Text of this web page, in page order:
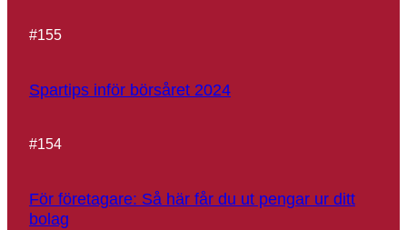
#155
Spartips inför börsåret 2024
#154
För företagare: Så här får du ut pengar ur ditt
bolag